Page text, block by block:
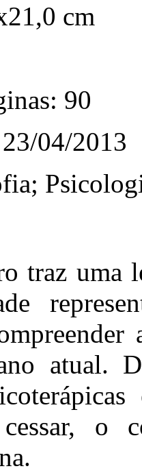
cm
90
23/04/2013
traz uma
atual.
o